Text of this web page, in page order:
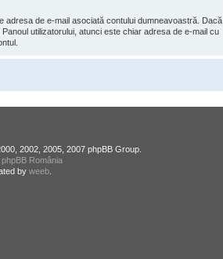
adresa de e-mail asociată contului dumneavoastră. Dacă
utilizatorului, atunci este chiar adresa de e-mail cu
2002, 2005, 2007 phpBB Group.
phpBB România
by weeb.